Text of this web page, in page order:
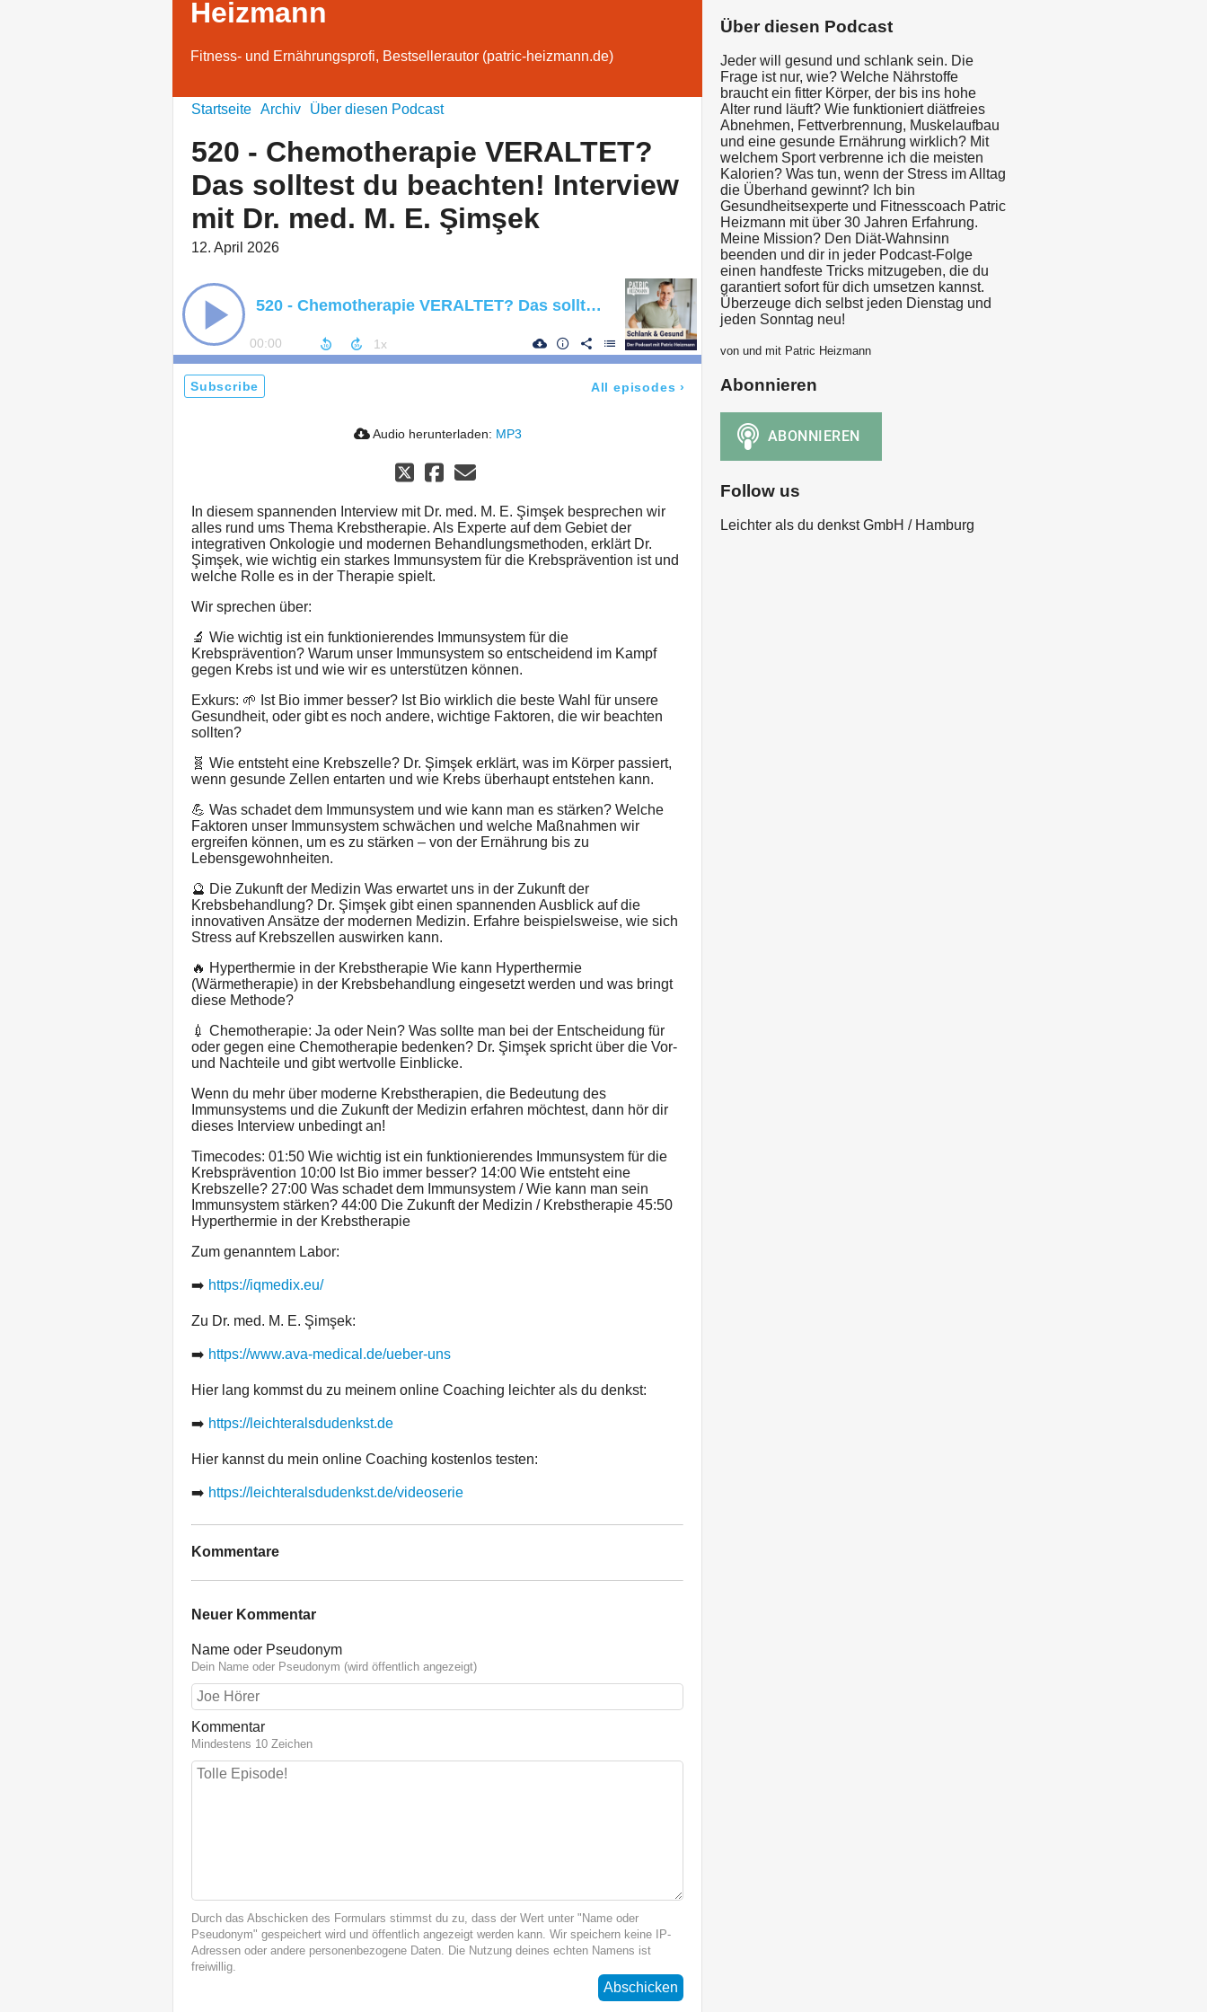
Heizmann
Fitness- und Ernährungsprofi, Bestsellerautor (patric-heizmann.de)
Startseite Archiv Über diesen Podcast
520 - Chemotherapie VERALTET?
Das solltest du beachten! Interview
mit Dr. med. M. E. Şimşek
12. April 2026
520 - Chemotherapie VERALTET? Das solltest du beachten! Interview mit Dr. med. M. E. Şimşek
00:00
Subscribe All episodes ›
Audio herunterladen: MP3
In diesem spannenden Interview mit Dr. med. M. E. Şimşek besprechen wir
alles rund ums Thema Krebstherapie. Als Experte auf dem Gebiet der
integrativen Onkologie und modernen Behandlungsmethoden, erklärt Dr.
Şimşek, wie wichtig ein starkes Immunsystem für die Krebsprävention ist und
welche Rolle es in der Therapie spielt.
Wir sprechen über:
🔬 Wie wichtig ist ein funktionierendes Immunsystem für die
Krebsprävention? Warum unser Immunsystem so entscheidend im Kampf
gegen Krebs ist und wie wir es unterstützen können.
Exkurs: 🌱 Ist Bio immer besser? Ist Bio wirklich die beste Wahl für unsere
Gesundheit, oder gibt es noch andere, wichtige Faktoren, die wir beachten
sollten?
🧬 Wie entsteht eine Krebszelle? Dr. Şimşek erklärt, was im Körper passiert,
wenn gesunde Zellen entarten und wie Krebs überhaupt entstehen kann.
💪 Was schadet dem Immunsystem und wie kann man es stärken? Welche
Faktoren unser Immunsystem schwächen und welche Maßnahmen wir
ergreifen können, um es zu stärken – von der Ernährung bis zu
Lebensgewohnheiten.
🔮 Die Zukunft der Medizin Was erwartet uns in der Zukunft der
Krebsbehandlung? Dr. Şimşek gibt einen spannenden Ausblick auf die
innovativen Ansätze der modernen Medizin. Erfahre beispielsweise, wie sich
Stress auf Krebszellen auswirken kann.
🔥 Hyperthermie in der Krebstherapie Wie kann Hyperthermie
(Wärmetherapie) in der Krebsbehandlung eingesetzt werden und was bringt
diese Methode?
💉 Chemotherapie: Ja oder Nein? Was sollte man bei der Entscheidung für
oder gegen eine Chemotherapie bedenken? Dr. Şimşek spricht über die Vor-
und Nachteile und gibt wertvolle Einblicke.
Wenn du mehr über moderne Krebstherapien, die Bedeutung des
Immunsystems und die Zukunft der Medizin erfahren möchtest, dann hör dir
dieses Interview unbedingt an!
Timecodes: 01:50 Wie wichtig ist ein funktionierendes Immunsystem für die
Krebsprävention 10:00 Ist Bio immer besser? 14:00 Wie entsteht eine
Krebszelle? 27:00 Was schadet dem Immunsystem / Wie kann man sein
Immunsystem stärken? 44:00 Die Zukunft der Medizin / Krebstherapie 45:50
Hyperthermie in der Krebstherapie
Zum genanntem Labor:
➡️ https://iqmedix.eu/
Zu Dr. med. M. E. Şimşek:
➡️ https://www.ava-medical.de/ueber-uns
Hier lang kommst du zu meinem online Coaching leichter als du denkst:
➡️ https://leichteralsdudenkst.de
Hier kannst du mein online Coaching kostenlos testen:
➡️ https://leichteralsdudenkst.de/videoserie
Kommentare
Neuer Kommentar
Name oder Pseudonym
Dein Name oder Pseudonym (wird öffentlich angezeigt)
Kommentar
Mindestens 10 Zeichen
Durch das Abschicken des Formulars stimmst du zu, dass der Wert unter "Name oder
Pseudonym" gespeichert wird und öffentlich angezeigt werden kann. Wir speichern keine IP-
Adressen oder andere personenbezogene Daten. Die Nutzung deines echten Namens ist
freiwillig.
Abschicken
Über diesen Podcast
Jeder will gesund und schlank sein. Die
Frage ist nur, wie? Welche Nährstoffe
braucht ein fitter Körper, der bis ins hohe
Alter rund läuft? Wie funktioniert diätfreies
Abnehmen, Fettverbrennung, Muskelaufbau
und eine gesunde Ernährung wirklich? Mit
welchem Sport verbrenne ich die meisten
Kalorien? Was tun, wenn der Stress im Alltag
die Überhand gewinnt? Ich bin
Gesundheitsexperte und Fitnesscoach Patric
Heizmann mit über 30 Jahren Erfahrung.
Meine Mission? Den Diät-Wahnsinn
beenden und dir in jeder Podcast-Folge
einen handfeste Tricks mitzugeben, die du
garantiert sofort für dich umsetzen kannst.
Überzeuge dich selbst jeden Dienstag und
jeden Sonntag neu!
von und mit Patric Heizmann
Abonnieren
Follow us
Leichter als du denkst GmbH / Hamburg